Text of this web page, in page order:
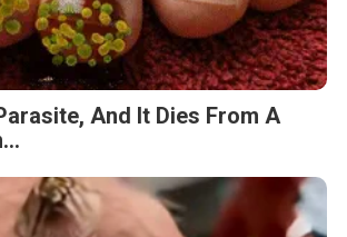
And It Dies From A